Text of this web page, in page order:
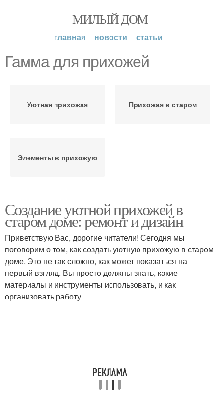
МИЛЫЙ ДОМ
главная новости статьи
Гамма для прихожей
Уютная прихожая Прихожая в старом
Элементы в прихожую
Создание уютной прихожей в
старом доме: ремонт и дизайн
Приветствую Вас, дорогие читатели! Сегодня мы
поговорим о том, как создать уютную прихожую в старом
доме. Это не так сложно, как может показаться на
первый взгляд. Вы просто должны знать, какие
материалы и инструменты использовать, и как
организовать работу.